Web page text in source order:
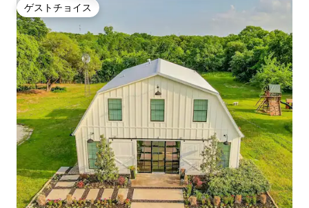
ゲストチョイス
ゲストチョイス